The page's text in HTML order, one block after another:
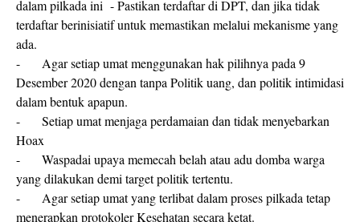
dalam pilkada ini - Pastikan terdaftar di DPT, dan jika tidak
terdaftar berinisiatif untuk memastikan melalui mekanisme yang
ada.
-
Agar setiap umat menggunakan hak pilihnya pada 9
Desember 2020 dengan tanpa Politik uang, dan politik intimidasi
dalam bentuk apapun.
-
Setiap umat menjaga perdamaian dan tidak menyebarkan
Hoax
-
Waspadai upaya memecah belah atau adu domba warga
yang dilakukan demi target politik tertentu.
-
Agar setiap umat yang terlibat dalam proses pilkada tetap
menerapkan protokoler Kesehatan secara ketat.